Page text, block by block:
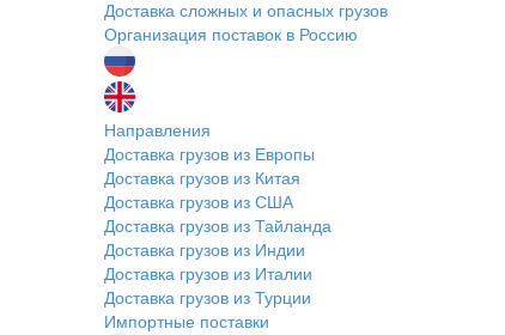
Доставка сложных и опасных грузов
Организация поставок в Россию
Направления
Доставка грузов из Европы
Доставка грузов из Китая
Доставка грузов из США
Доставка грузов из Тайланда
Доставка грузов из Индии
Доставка грузов из Италии
Доставка грузов из Турции
Импортные поставки